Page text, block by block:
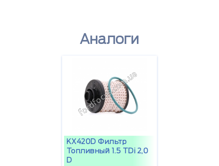
Аналоги
KX420D Фильтр
Топливный 1.5 TDi 2,0
D